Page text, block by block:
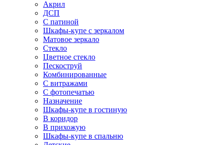
Акрил
ДСП
С патиной
Шкафы-купе с зеркалом
Матовое зеркало
Стекло
Цветное стекло
Пескоструй
Комбинированные
С витражами
С фотопечатью
Назначение
Шкафы-купе в гостиную
В коридор
В прихожую
Шкафы-купе в спальню